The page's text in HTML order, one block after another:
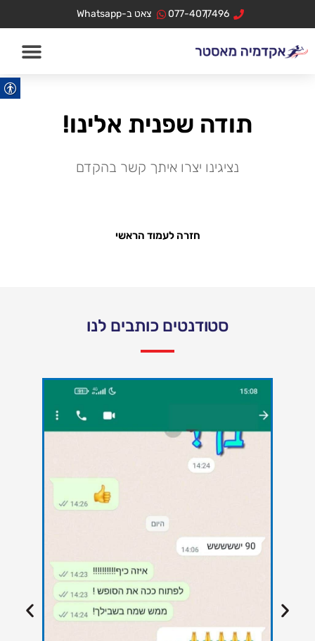
077-4077496 צאט ב-Whatsapp
תודה שפנית אלינו!
נציגינו יצרו איתך קשר בהקדם
חזרה לעמוד הראשי
סטודנטים כותבים לנו